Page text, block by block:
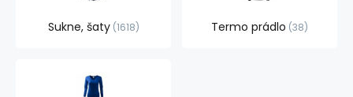
Sukne, šaty 1618 Termo prádlo 38